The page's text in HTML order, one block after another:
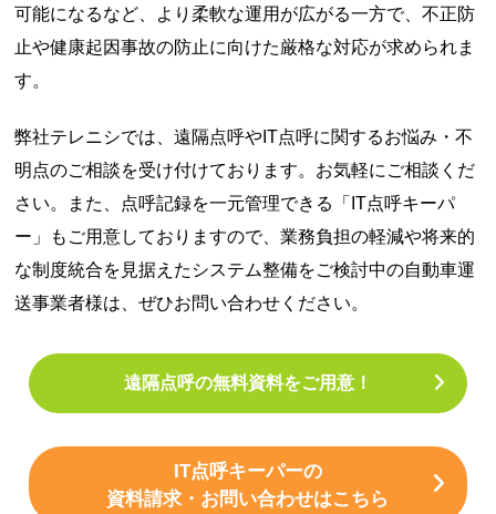
可能になるなど、より柔軟な運用が広がる一方で、不正防
止や健康起因事故の防止に向けた厳格な対応が求められま
す。
弊社テレニシでは、遠隔点呼やIT点呼に関するお悩み・不
明点のご相談を受け付けております。お気軽にご相談くだ
さい。また、点呼記録を一元管理できる「IT点呼キーパ
ー」もご用意しておりますので、業務負担の軽減や将来的
な制度統合を見据えたシステム整備をご検討中の自動車運
送事業者様は、ぜひお問い合わせください。
遠隔点呼の無料資料をご用意！
IT点呼キーパーの
資料請求・お問い合わせはこちら